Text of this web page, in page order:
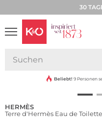
30
VIBES
Bestseller
Beliebt! 9 Personen
HERMÈS
Terre d'Hermès Eau de